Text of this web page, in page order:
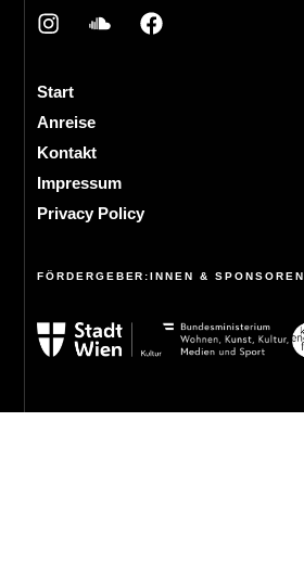
Start
Anreise
Kontakt
Impressum
Privacy Policy
FÖRDERGEBER:INNEN & SPONSOREN